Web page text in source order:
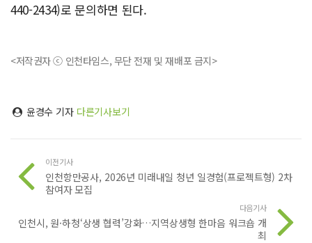
440-2434)로 문의하면 된다.
<저작권자 ⓒ 인천타임스, 무단 전재 및 재배포 금지>
윤경수 기자 다른기사보기
이전기사
인천항만공사, 2026년 미래내일 청년 일경험(프로젝트형) 2차
참여자 모집
다음기사
인천시, 원·하청‘상생 협력’강화…지역상생형 한마음 워크숍 개
최